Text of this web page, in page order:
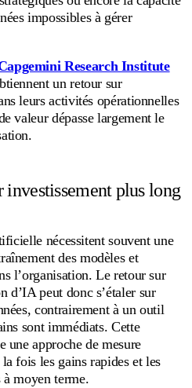
impossibles à gérer
Research Institute
un retour sur
leurs activités opérationnelles
valeur dépasse largement le
plus long
nécessitent souvent une
des modèles et
l’organisation. Le retour sur
d’IA peut donc s’étaler sur
contrairement à un outil
sont immédiats. Cette
une approche de mesure
fois les gains rapides et les
moyen terme.